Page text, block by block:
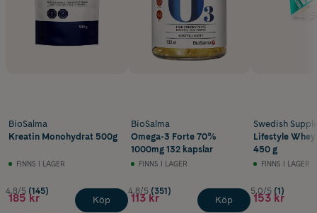
BioSalma
Kreatin Monohydrat 500g
FINNS I LAGER
4.8/5 (145)
185 kr Köp
BioSalma
Omega-3 Forte 70%
1000mg 132 kapslar
FINNS I LAGER
4.8/5 (351)
113 kr Köp
Swedish
Lifestyle Whey
450 g
FINNS I LAGER
5.0/5 (1)
153 kr